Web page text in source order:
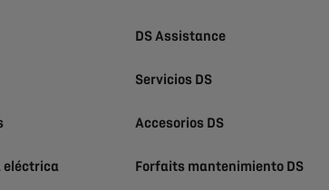
eléctrica
DS Assistance
Servicios DS
Accesorios DS
Forfaits mantenimiento DS